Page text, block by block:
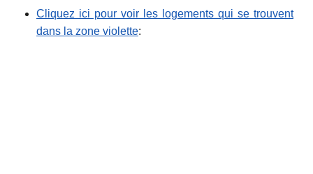
Cliquez ici pour voir les logements qui se trouvent
dans la zone violette: